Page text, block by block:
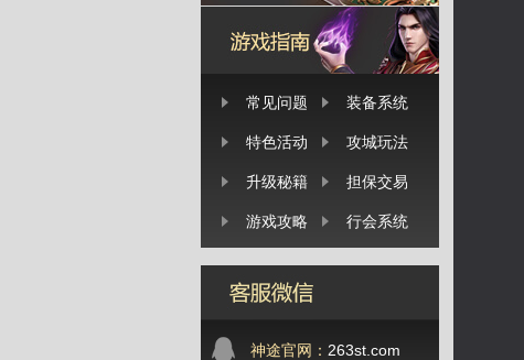
神途-2026新开神途-万能登录器下载
常见问题 装备系统
特色活动 攻城玩法
升级秘籍 担保交易
游戏攻略 行会系统
神途官网： 263st.com